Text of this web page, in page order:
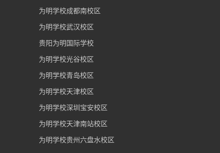
为明学校成都南校区
为明学校武汉校区
贵阳为明国际学校
为明学校光谷校区
为明学校青岛校区
为明学校天津校区
为明学校深圳宝安校区
为明学校天津南站校区
为明学校贵州六盘水校区